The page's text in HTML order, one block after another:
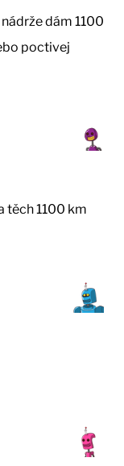
dám 1100
poctivej
těch 1100 km